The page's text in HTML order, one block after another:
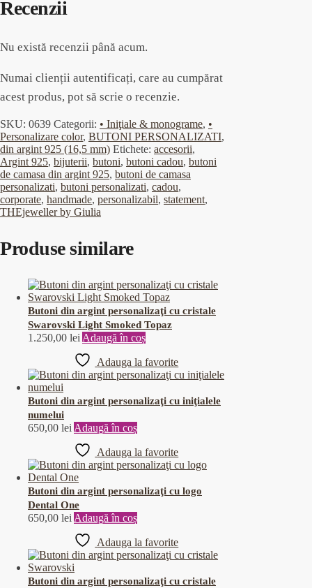
Recenzii
Nu există recenzii până acum.
Numai clienții autentificați, care au cumpărat
acest produs, pot să scrie o recenzie.
SKU: 0639 Categorii: • Iniţiale & monograme, •
Personalizare color, BUTONI PERSONALIZATI,
din argint 925 (16,5 mm) Etichete: accesorii,
Argint 925, bijuterii, butoni, butoni cadou, butoni
de camasa din argint 925, butoni de camasa
personalizati, butoni personalizati, cadou,
corporate, handmade, personalizabil, statement,
THEjeweller by Giulia
Produse similare
Butoni din argint personalizaţi cu cristale
Swarovski Light Smoked Topaz
1.250,00 lei Adaugă în coș
Adauga la favorite
Butoni din argint personalizaţi cu iniţialele
numelui
650,00 lei Adaugă în coș
Adauga la favorite
Butoni din argint personalizaţi cu logo
Dental One
650,00 lei Adaugă în coș
Adauga la favorite
Butoni din argint personalizaţi cu cristale